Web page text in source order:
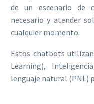
de un escenario de
necesario y atender
cualquier momento.
Estos chatbots
Learning),
lenguaje natural (PNL)